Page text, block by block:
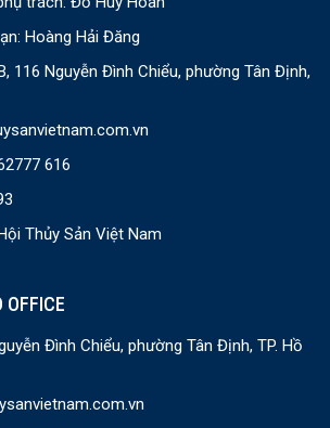
Hoàng Hải Đăng
116 Nguyễn Đình Chiểu, phường Tân Định,
616
Thủy Sản Việt Nam
OFFICE
Đình Chiểu, phường Tân Định, TP. Hồ